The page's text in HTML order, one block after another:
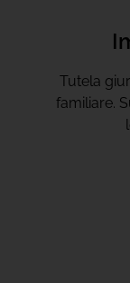
Tutela
familiare.